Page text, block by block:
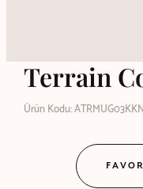
Terrain
Ürün Kodu: ATRMUG03KKN